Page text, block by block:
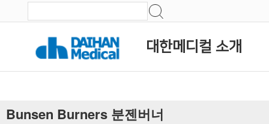
대한메디컬 소개
Bunsen Burners 분젠버너